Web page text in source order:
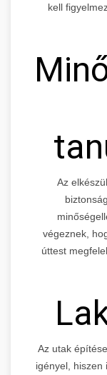
kell
Az
végeznek,
úttest
Az utak
igényel, hiszen